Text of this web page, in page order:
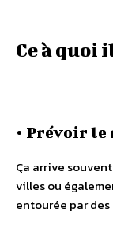
Ce à
• Prévoir le
Ça arrive
villes ou
entourée par